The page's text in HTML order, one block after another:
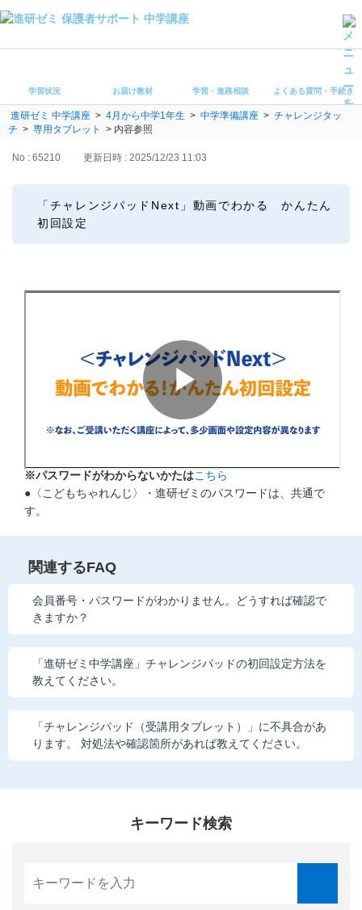
学習・進路相談
よくある質問・手続き
受講ルール
保護者サポート中学講座 トップ
登録情報の変更・各種お手続き
会員ページへログイン
よくある質問・お問い合わせ
お問い合わせ窓口
他の講座のよくある質問・手続きはこちら
進研ゼミ 小学講座
進研ゼミ 高校講座
進研ゼミ中学講座のご紹介はこちら
学習状況 お届け教材 学習・進路相談 よくある質問・手続き
進研ゼミ 中学講座 > 4月から中学1年生 > 中学準備講座 > チャレンジタッ
チ > 専用タブレット > 内容参照
No : 65210 更新日時 : 2025/12/23 11:03
「チャレンジパッドNext」動画でわかる かんたん
初回設定
※パスワードがわからないかたはこちら
●〈こどもちゃれんじ〉・進研ゼミのパスワードは、共通で
す。
関連するFAQ
会員番号・パスワードがわかりません。どうすれば確認で
きますか？
「進研ゼミ中学講座」チャレンジパッドの初回設定方法を
教えてください。
「チャレンジパッド（受講用タブレット）」に不具合があ
ります。 対処法や確認箇所があれば教えてください。
キーワード検索